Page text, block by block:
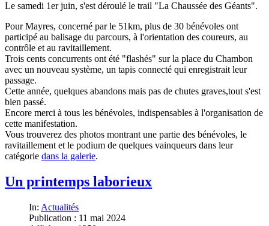
Le samedi 1er juin, s'est déroulé le trail "La Chaussée des Géants".
Pour Mayres, concerné par le 51km, plus de 30 bénévoles ont
participé au balisage du parcours, à l'orientation des coureurs, au
contrôle et au ravitaillement.
Trois cents concurrents ont été "flashés" sur la place du Chambon
avec un nouveau système, un tapis connecté qui enregistrait leur
passage.
Cette année, quelques abandons mais pas de chutes graves,tout s'est
bien passé.
Encore merci à tous les bénévoles, indispensables à l'organisation de
cette manifestation.
Vous trouverez des photos montrant une partie des bénévoles, le
ravitaillement et le podium de quelques vainqueurs dans leur
catégorie dans la galerie.
Un printemps laborieux
In: Actualités
Publication : 11 mai 2024